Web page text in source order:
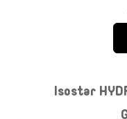
Isostar